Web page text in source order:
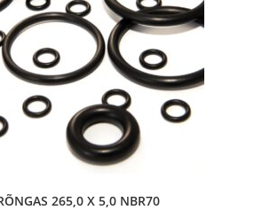
265,0 X 5,0 NBR70